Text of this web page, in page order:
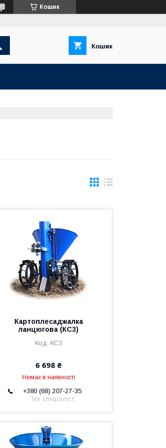
Кошик
Кошик
Картоплесаджалка
ланцюгова (КС3)
КС3
6 698 ₴
Немає в наявності
+380 (68) 207-27-35
Тех спеціаліст